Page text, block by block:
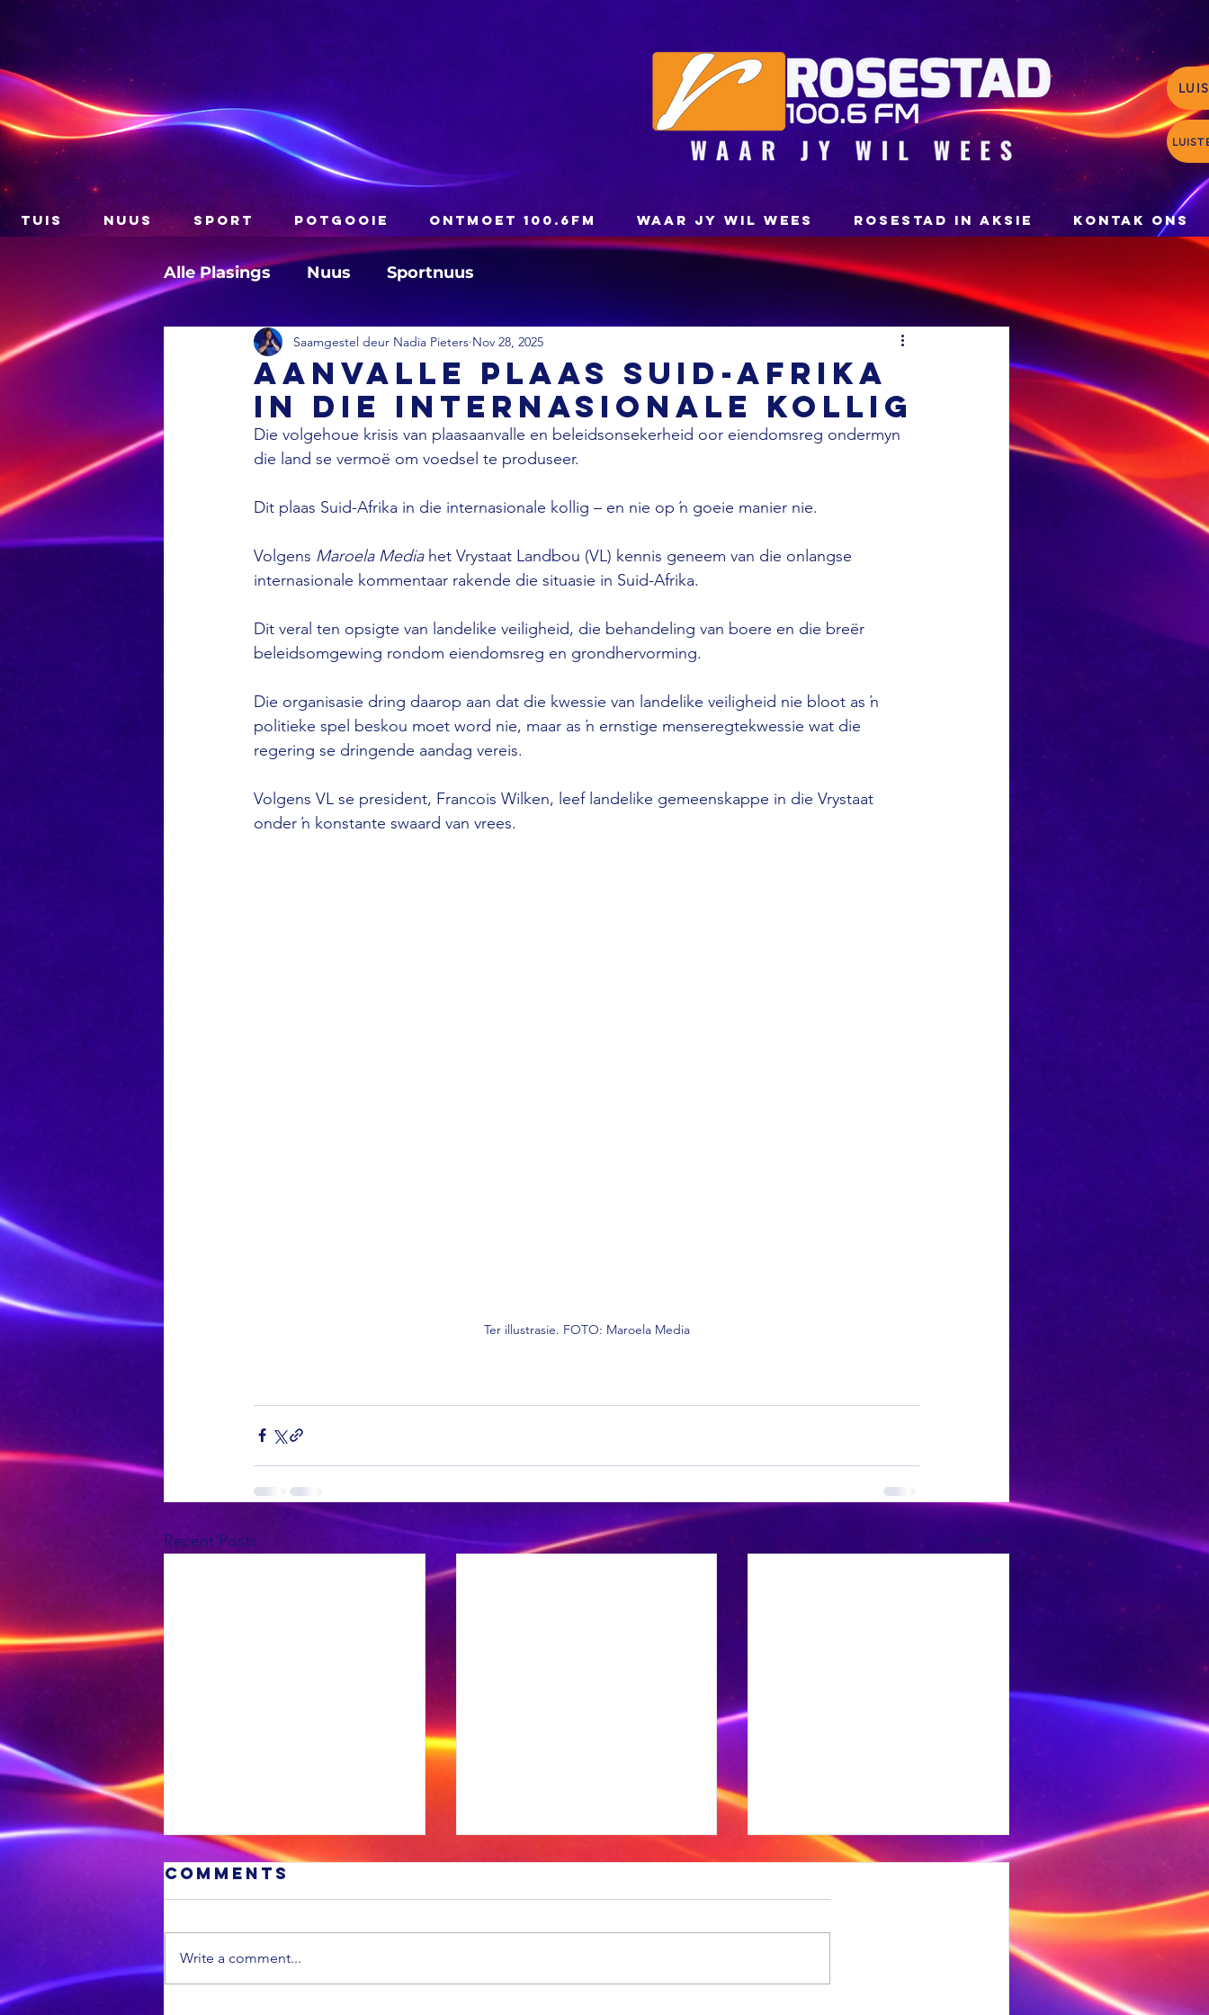
TUIS NUUS SPORT POTGOOIE ONTMOET 100.6FM WAAR JY WIL WEES ROSESTAD IN AKSIE KONTAK ONS
Alle Plasings Nuus Sportnuus
Aanvalle plaas Suid-Afrika
in die internasionale kollig
Saamgestel deur Nadia Pieters Nov 28, 2025
Die volgehoue krisis van plaasaanvalle en beleidsonsekerheid oor eiendomsreg ondermyn
die land se vermoë om voedsel te produseer.
Dit plaas Suid-Afrika in die internasionale kollig – en nie op ŉ goeie manier nie.
Volgens Maroela Media het Vrystaat Landbou (VL) kennis geneem van die onlangse
internasionale kommentaar rakende die situasie in Suid-Afrika.
Dit veral ten opsigte van landelike veiligheid, die behandeling van boere en die breër
beleidsomgewing rondom eiendomsreg en grondhervorming.
Die organisasie dring daarop aan dat die kwessie van landelike veiligheid nie bloot as ŉ
politieke spel beskou moet word nie, maar as ŉ ernstige menseregtekwessie wat die
regering se dringende aandag vereis.
Volgens VL se president, Francois Wilken, leef landelike gemeenskappe in die Vrystaat
onder ŉ konstante swaard van vrees.
Ter illustrasie. FOTO: Maroela Media
Recent Posts See All
Comments
Write a comment...